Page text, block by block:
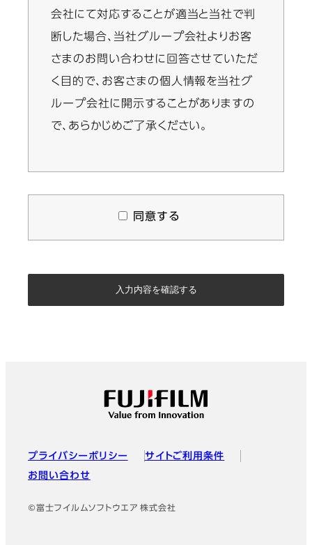
会社にて対応することが適当と当社で判
断した場合、当社グループ会社よりお客
さまのお問い合わせに回答させていただ
く目的で、お客さまの個人情報を当社グ
ループ会社に開示することがありますの
で、あらかじめご了承ください。
同意する
プライバシーポリシー
サイトご利用条件
お問い合わせ
©富士フイルムソフトウエア 株式会社